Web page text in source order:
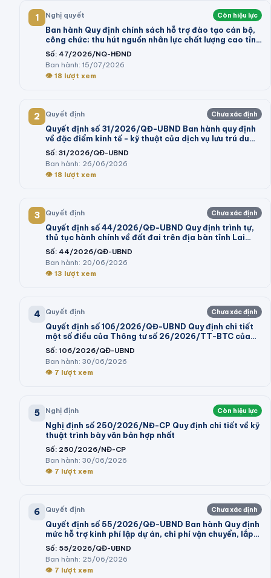
1 Nghị quyết Còn hiệu lực
Ban hành Quy định chính sách hỗ trợ đào tạo cán bộ,
công chức; thu hút nguồn nhân lực chất lượng cao tỉnh
Vĩnh Long giai đoạn 2026 - 2030
Số: 47/2026/NQ-HĐND
Ban hành: 15/07/2026
👁 18 lượt xem
2 Quyết định Chưa xác định
Quyết định số 31/2026/QĐ-UBND Ban hành quy định
về đặc điểm kinh tế - kỹ thuật của dịch vụ lưu trú du
lịch; dịch vụ tham quan tại khu du lịch thực hiện kê
khai giá trên địa bàn tỉnh Lâm Đồng
Số: 31/2026/QĐ-UBND
Ban hành: 26/06/2026
👁 18 lượt xem
3 Quyết định Chưa xác định
Quyết định số 44/2026/QĐ-UBND Quy định trình tự,
thủ tục hành chính về đất đai trên địa bàn tỉnh Lai
Châu
Số: 44/2026/QĐ-UBND
Ban hành: 20/06/2026
👁 13 lượt xem
4 Quyết định Chưa xác định
Quyết định số 106/2026/QĐ-UBND Quy định chi tiết
một số điều của Thông tư số 26/2026/TT-BTC của
Bộ trưởng Bộ Tài chính hướng dẫn thi hành một số điều
của Nghị định số 73/2026/NĐ-CP ngày 10 tháng 3
năm 2026 của Chính phủ quy định chi tiết và hướng
dẫn thi hành một số điều của Luật Ngân sách nhà nước
Số: 106/2026/QĐ-UBND
Ban hành: 30/06/2026
👁 7 lượt xem
5 Nghị định Còn hiệu lực
Nghị định số 250/2026/NĐ-CP Quy định chi tiết về kỹ
thuật trình bày văn bản hợp nhất
Số: 250/2026/NĐ-CP
Ban hành: 30/06/2026
👁 7 lượt xem
6 Quyết định Chưa xác định
Quyết định số 55/2026/QĐ-UBND Ban hành Quy định
mức hỗ trợ kinh phí lập dự án, chi phí vận chuyển, lắp
đặt máy móc, dây chuyền thiết bị vào cụm công
nghiệp theo Nghị định số 32/2024/NĐ-CP của Chính
phủ và trình tự, thủ tục thực hiện chính sách hỗ trợ tại
Nghị quyết số 05/2026/NQ-HĐND của Hội đồng nhân
Số: 55/2026/QĐ-UBND
Ban hành: 25/06/2026
👁 7 lượt xem